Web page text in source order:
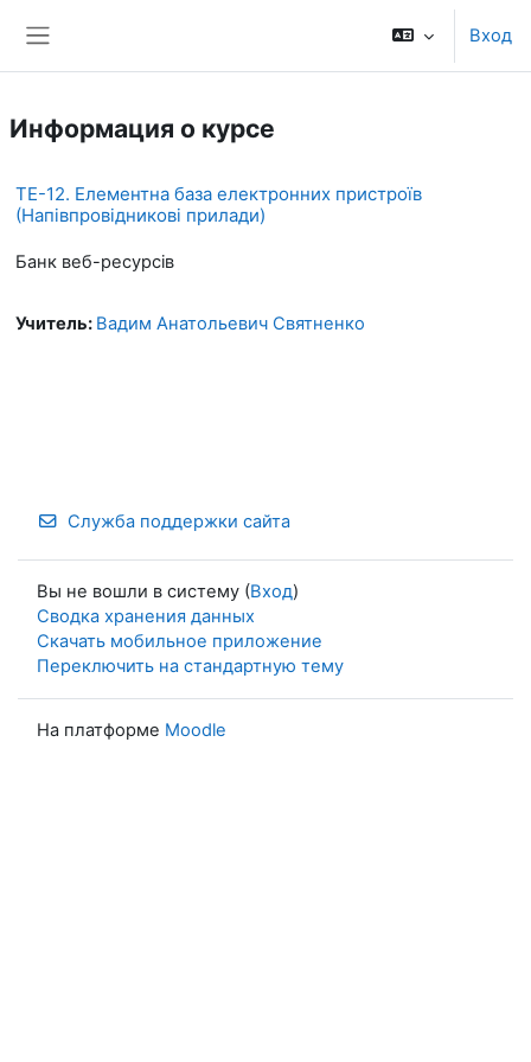
Вход
Информация о курсе
ТЕ-12. Елементна база електронних пристроїв
(Напівпровідникові прилади)
Банк веб-ресурсів
Учитель: Вадим Анатольевич Святненко
Служба поддержки сайта
Вы не вошли в систему (Вход)
Сводка хранения данных
Скачать мобильное приложение
Переключить на стандартную тему
На платформе Moodle